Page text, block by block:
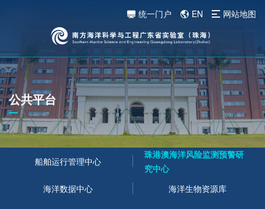
统一门户 EN 网站地图
公共平台
船舶运行管理中心
珠港澳海洋风险监测预警研
究中心
海洋数据中心
海洋生物资源库